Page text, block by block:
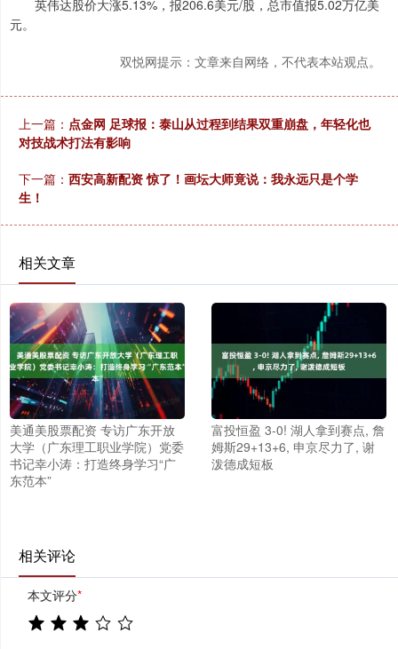
英伟达股价大涨5.13%，报206.6美元/股，总市值报5.02万亿美
元。
双悦网提示：文章来自网络，不代表本站观点。
上一篇： 点金网 足球报：泰山从过程到结果双重崩盘，年轻化也
对技战术打法有影响
下一篇： 西安高新配资 惊了！画坛大师竟说：我永远只是个学
生！
相关文章
美通美股票配资 专访广东开放
大学（广东理工职业学院）党委
书记幸小涛：打造终身学习“广
东范本”
富投恒盈 3-0! 湖人拿到赛点, 詹
姆斯29+13+6, 申京尽力了, 谢
泼德成短板
相关评论
本文评分*